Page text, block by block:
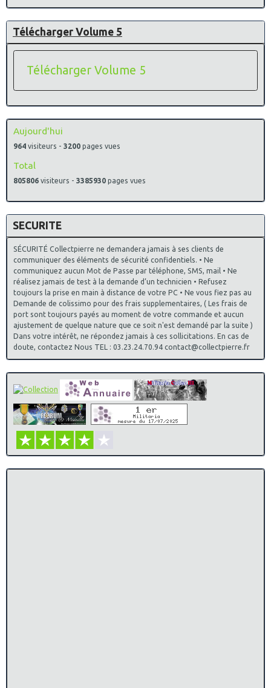
Télécharger Volume 5
Télécharger Volume 5
Aujourd'hui
964 visiteurs - 3200 pages vues
Total
805806 visiteurs - 3385930 pages vues
SECURITE
SÉCURITÉ Collectpierre ne demandera jamais à ses clients de
communiquer des éléments de sécurité confidentiels. • Ne
communiquez aucun Mot de Passe par téléphone, SMS, mail • Ne
réalisez jamais de test à la demande d’un technicien • Refusez
toujours la prise en main à distance de votre PC • Ne vous fiez pas au
Demande de colissimo pour des frais supplementaires, ( Les frais de
port sont toujours payés au moment de votre commande et aucun
ajustement de quelque nature que ce soit n'est demandé par la suite )
Dans votre intérêt, ne répondez jamais à ces sollicitations. En cas de
doute, contactez Nous TEL : 03.23.24.70.94 contact@collectpierre.fr